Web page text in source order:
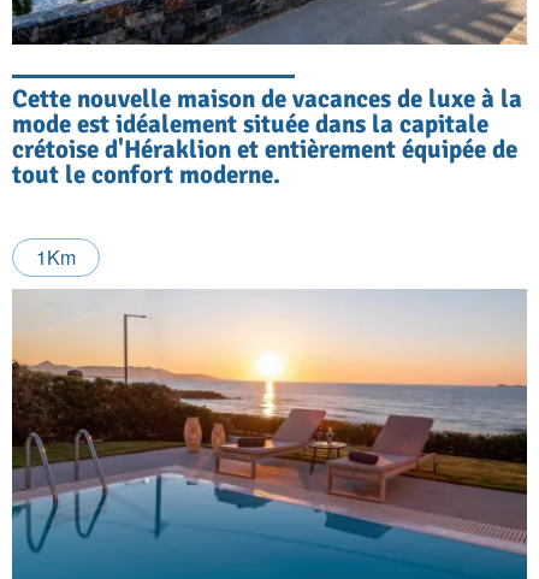
Cette nouvelle maison de vacances de luxe à la
mode est idéalement située dans la capitale
crétoise d'Héraklion et entièrement équipée de
tout le confort moderne.
1Km